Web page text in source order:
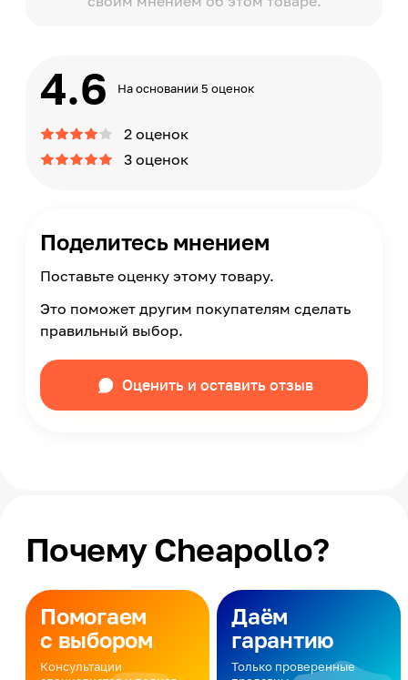
4.6 На основании 5 оценок
2 оценок
3 оценок
Поделитесь мнением
Поставьте оценку этому товару.
Это поможет другим покупателям сделать
правильный выбор.
Оценить и оставить отзыв
Почему Cheapollo?
Помогаем
с выбором
Консультации
Даём
гарантию
Только проверенные